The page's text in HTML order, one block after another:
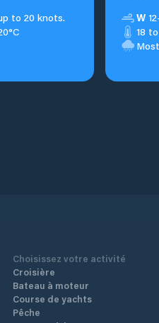
to 20 knots.
W
18
Choisissez votre activité
Croisière
Bateau à moteur
Course de yachts
Pêche